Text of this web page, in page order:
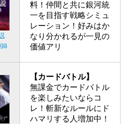
料！仲間と共に銀河統
一を目指す戦略シミュ
レーション！好みはか
なり分かれるが一見の
価値アリ
【カードバトル】
無課金でカードバトル
を楽しみたいならコ
レ！斬新なルールにド
ハマリする人増加中！